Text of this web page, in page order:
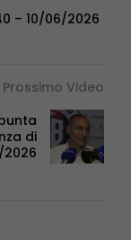
– 10/06/2026
Prossimo Video
di
2026